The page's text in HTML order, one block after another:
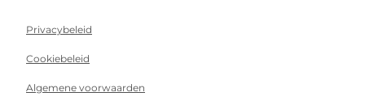
Privacybeleid
Cookiebeleid
Algemene voorwaarden